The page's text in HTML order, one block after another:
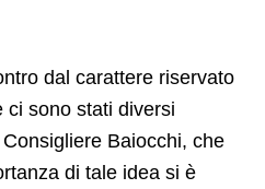
dal carattere riservato
ci sono stati diversi
Baiocchi, che
di tale idea si è